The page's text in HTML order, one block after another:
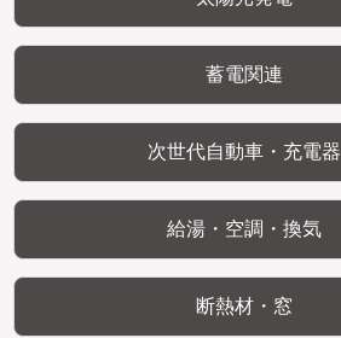
蓄電関連
次世代自動車・充電器
給湯・空調・換気
断熱材・窓